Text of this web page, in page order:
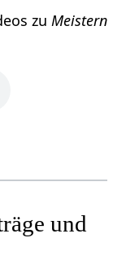
zuMeistern
und